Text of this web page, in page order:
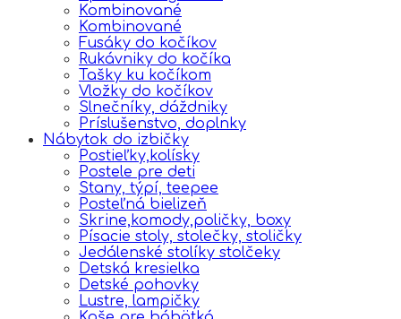
Kombinované
Kombinované
Fusáky do kočíkov
Rukávniky do kočíka
Tašky ku kočíkom
Vložky do kočíkov
Slnečníky, dáždniky
Príslušenstvo, doplnky
Nábytok do izbičky
Postieľky,kolísky
Postele pre deti
Stany, týpí, teepee
Posteľná bielizeň
Skrine,komody,poličky, boxy
Písacie stoly, stolečky, stoličky
Jedálenské stolíky stolčeky
Detská kresielka
Detské pohovky
Lustre, lampičky